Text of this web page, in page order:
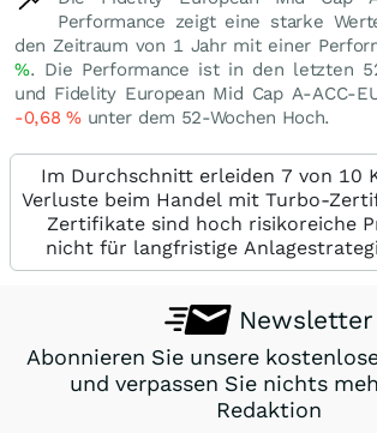
Performance zeigt eine starke
den Zeitraum von 1 Jahr mit einer
%. Die Performance ist in den letzten
und Fidelity European Mid Cap A-ACC-
-0,68%unter dem 52-Wochen Hoch.
Im Durchschnitt erleiden 7 von 10
Verluste beim Handel mit Turbo-
Zertifikate sind hoch risikoreiche
nicht für langfristige
Newsletter
Abonnieren Sie unsere
und verpassen Sie nichts
Redaktion